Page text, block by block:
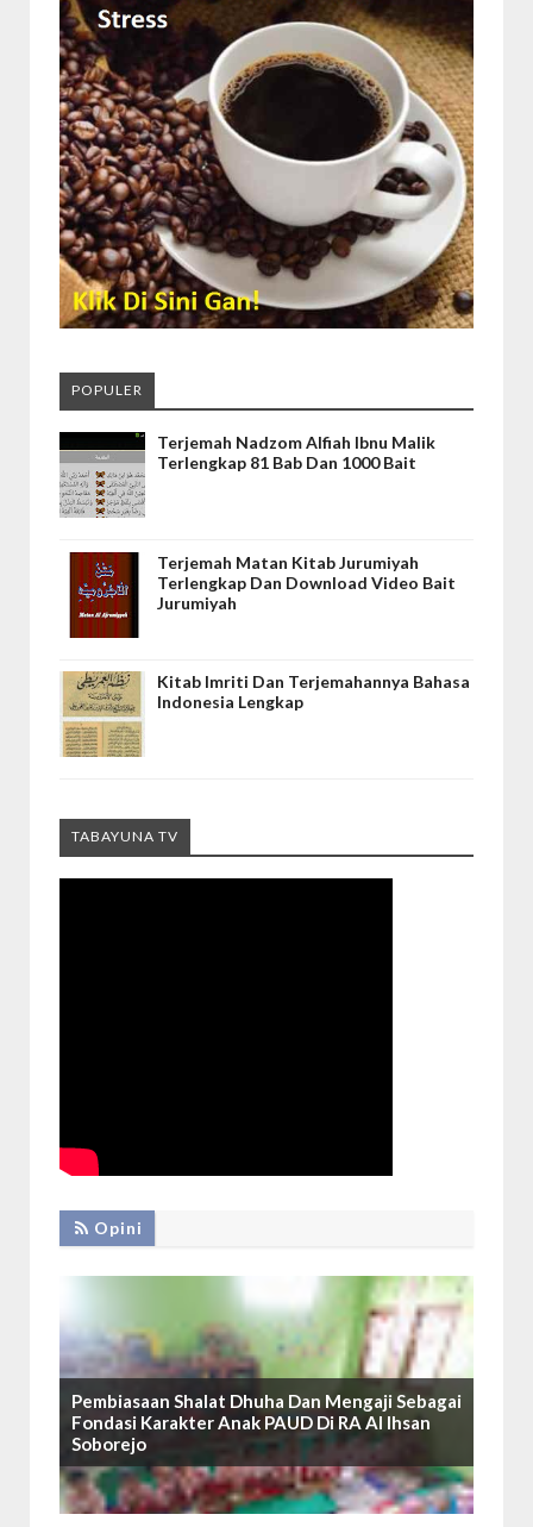
POPULER
Terjemah Nadzom Alfiah Ibnu Malik
Terlengkap 81 Bab Dan 1000 Bait
Terjemah Matan Kitab Jurumiyah
Terlengkap Dan Download Video Bait
Jurumiyah
Kitab Imriti Dan Terjemahannya Bahasa
Indonesia Lengkap
TABAYUNA TV
Opini
Pembiasaan Shalat Dhuha Dan Mengaji Sebagai
Fondasi Karakter Anak PAUD Di RA Al Ihsan
Soborejo